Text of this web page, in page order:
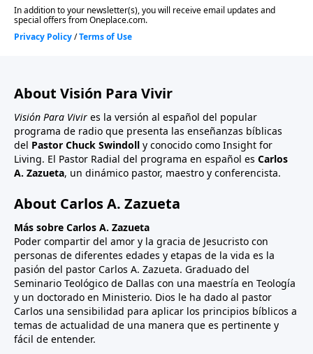
About Visión Para Vivir
Visión Para Vivir es la versión al español del popular
programa de radio que presenta las enseñanzas bíblicas
del Pastor Chuck Swindoll y conocido como Insight for
Living. El Pastor Radial del programa en español es Carlos
A. Zazueta, un dinámico pastor, maestro y conferencista.
About Carlos A. Zazueta
Más sobre Carlos A. Zazueta
Poder compartir del amor y la gracia de Jesucristo con
personas de diferentes edades y etapas de la vida es la
pasión del pastor Carlos A. Zazueta. Graduado del
Seminario Teológico de Dallas con una maestría en Teología
y un doctorado en Ministerio. Dios le ha dado al pastor
Carlos una sensibilidad para aplicar los principios bíblicos a
temas de actualidad de una manera que es pertinente y
fácil de entender.